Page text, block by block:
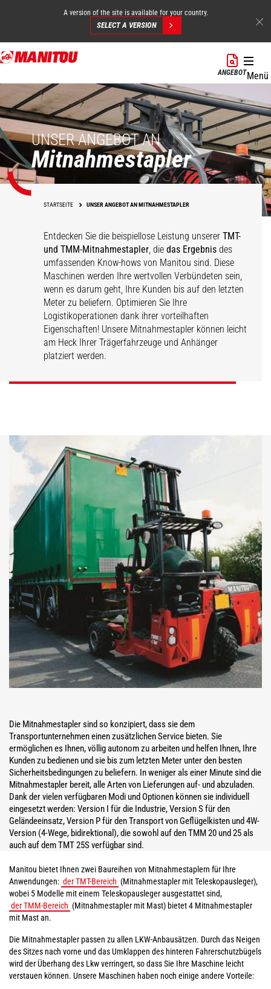
Direkt
zum
A version of the site is available for your country.
SELECT A VERSION
ANGEBOTMenü
UNSER ANGEBOT AN
Mitnahmestapler
STARTSEITE UNSER ANGEBOT AN MITNAHMESTAPLER
Entdecken Sie die beispiellose Leistung unserer TMT-
und TMM-Mitnahmestapler, die das Ergebnis des
umfassenden Know-hows von Manitou sind. Diese
Maschinen werden Ihre wertvollen Verbündeten sein,
wenn es darum geht, Ihre Kunden bis auf den letzten
Meter zu beliefern. Optimieren Sie Ihre
Logistikoperationen dank ihrer vorteilhaften
Eigenschaften! Unsere Mitnahmestapler können leicht
am Heck Ihrer Trägerfahrzeuge und Anhänger
platziert werden.
TMT TMM
Die Mitnahmestapler sind so konzipiert, dass sie dem
Transportunternehmen einen zusätzlichen Service bieten. Sie
ermöglichen es Ihnen, völlig autonom zu arbeiten und helfen Ihnen, Ihre
Kunden zu bedienen und sie bis zum letzten Meter unter den besten
Sicherheitsbedingungen zu beliefern. In weniger als einer Minute sind die
Mitnahmestapler bereit, alle Arten von Lieferungen auf- und abzuladen.
Dank der vielen verfügbaren Modi und Optionen können sie individuell
eingesetzt werden: Version I für die Industrie, Version S für den
Geländeeinsatz, Version P für den Transport von Geflügelkisten und 4W-
Version (4-Wege, bidirektional), die sowohl auf den TMM 20 und 25 als
auch auf dem TMT 25S verfügbar sind.
Manitou bietet Ihnen zwei Baureihen von Mitnahmestaplern für Ihre
Anwendungen: der TMT-Bereich (Mitnahmestapler mit Teleskopausleger),
wobei 5 Modelle mit einem Teleskopausleger ausgestattet sind,
der TMM-Bereich (Mitnahmestapler mit Mast) bietet 4 Mitnahmestapler
mit Mast an.
Die Mitnahmestapler passen zu allen LKW-Anbausätzen. Durch das Neigen
des Sitzes nach vorne und das Umklappen des hinteren Fahrerschutzbügels
wird der Überhang des Lkw verringert, so dass Sie Ihre Maschine leicht
verstauen können. Unsere Maschinen haben noch einige andere Vorteile: